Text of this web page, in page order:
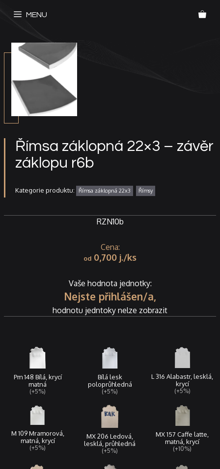
MENU
Římsa záklopná 22×3 – závěr
záklopu r6b
Kategorie produktu: Římsa záklopná 22x3 Římsy
RZN10b
0,700 j.
Vaše hodnota jednotky:
Nejste přihlášen/a,
hodnotu jedntoky nelze zobrazit
Pm 148 Bílá, krycí
matná
(+5%)
Bílá lesk
poloprůhledná
(+5%)
L 316 Alabastr, lesklá,
krycí
(+5%)
M 109 Mramorová,
matná, krycí
(+5%)
MX 206 Ledová,
lesklá, průhledná
(+5%)
MX 157 Caffe latte,
matná, krycí
(+10%)